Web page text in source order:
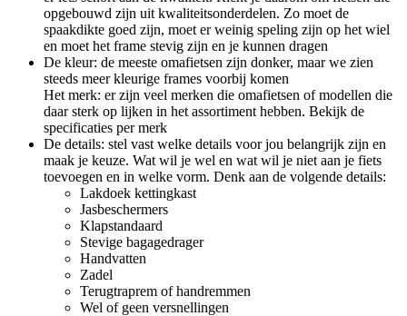
opgebouwd zijn uit kwaliteitsonderdelen. Zo moet de
spaakdikte goed zijn, moet er weinig speling zijn op het wiel
en moet het frame stevig zijn en je kunnen dragen
De kleur: de meeste omafietsen zijn donker, maar we zien
steeds meer kleurige frames voorbij komen
Het merk: er zijn veel merken die omafietsen of modellen die
daar sterk op lijken in het assortiment hebben. Bekijk de
specificaties per merk
De details: stel vast welke details voor jou belangrijk zijn en
maak je keuze. Wat wil je wel en wat wil je niet aan je fiets
toevoegen en in welke vorm. Denk aan de volgende details:
Lakdoek kettingkast
Jasbeschermers
Klapstandaard
Stevige bagagedrager
Handvatten
Zadel
Terugtraprem of handremmen
Wel of geen versnellingen